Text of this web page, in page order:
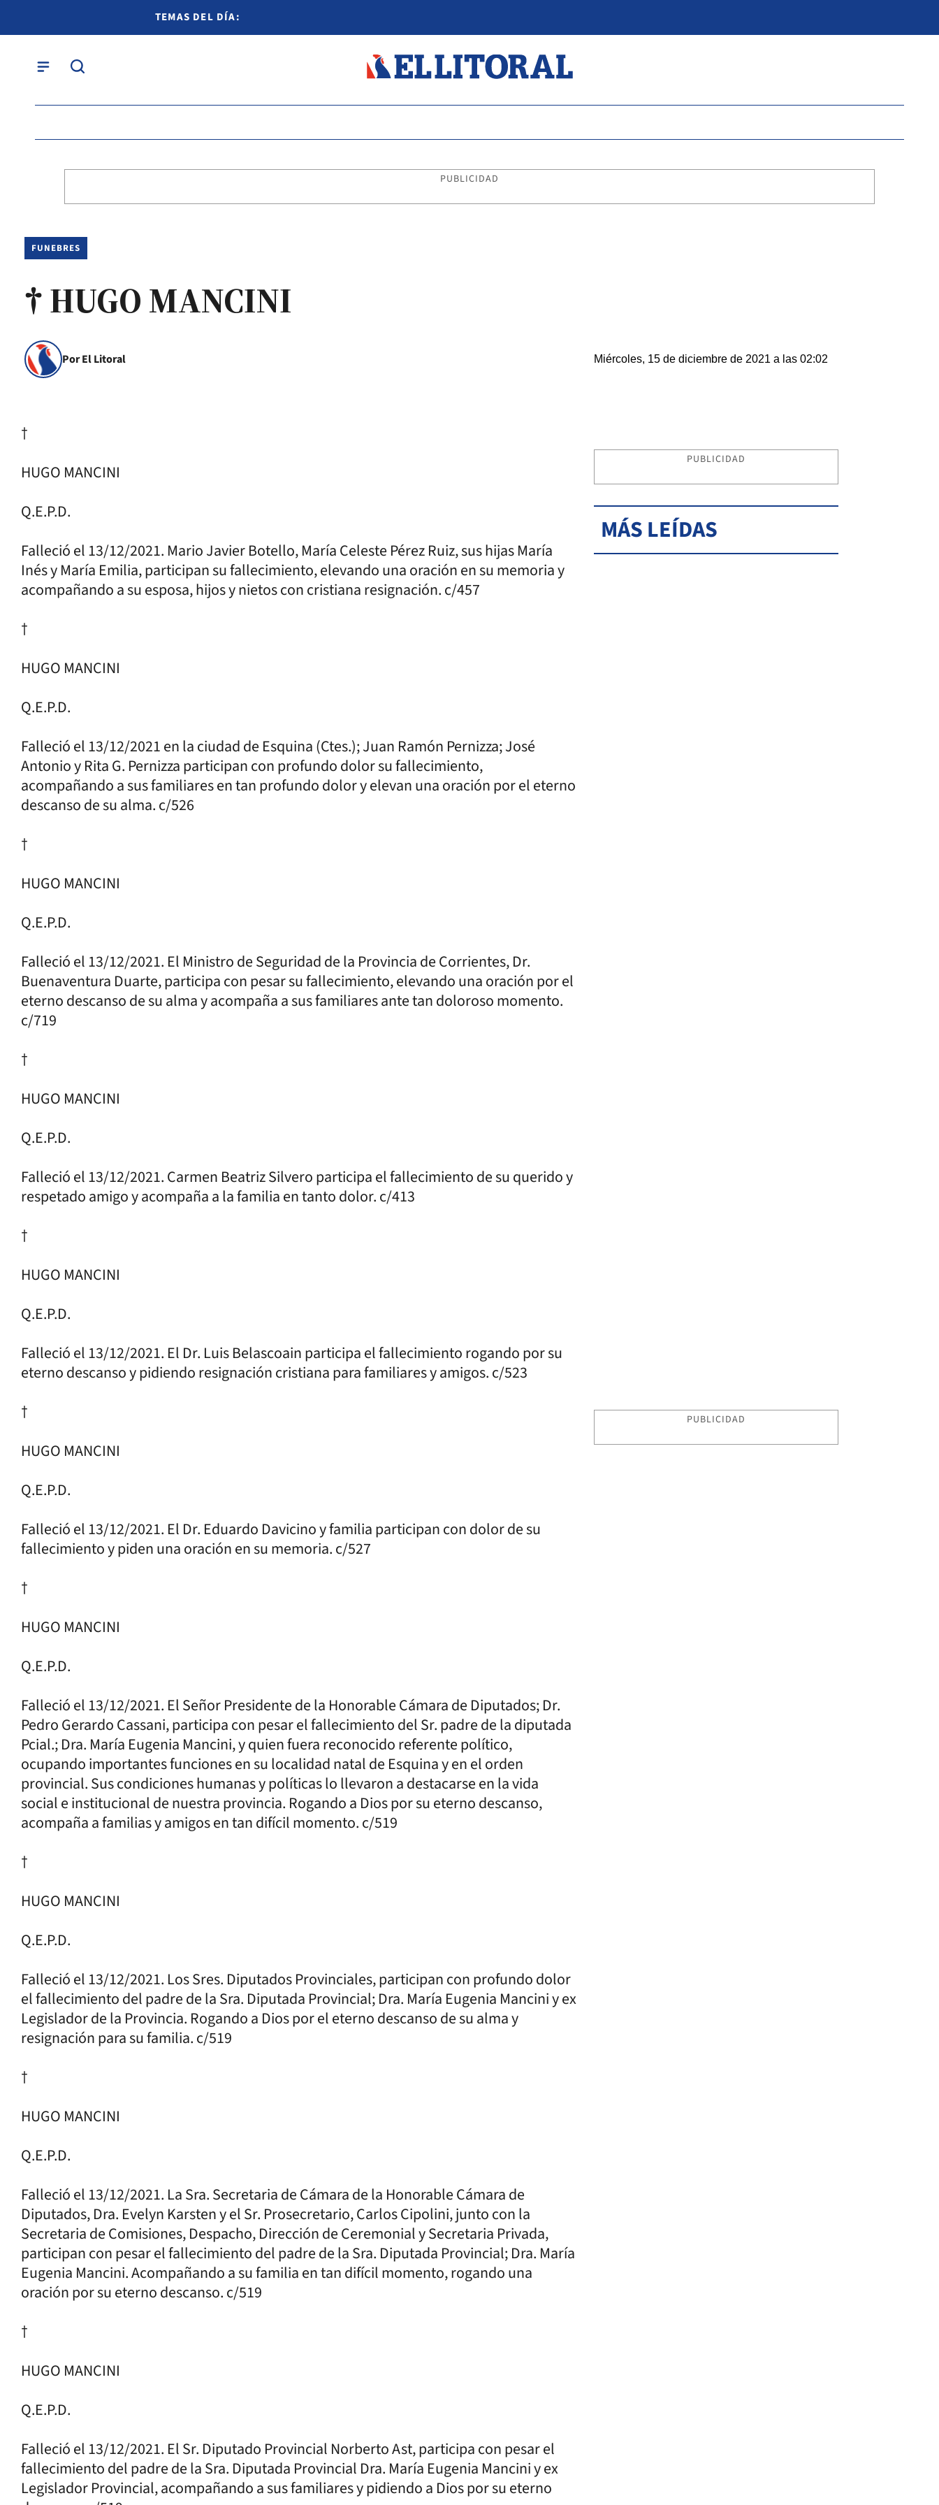
TEMAS DEL DÍA:
PUBLICIDAD
FUNEBRES
† HUGO MANCINI
Por El Litoral Miércoles, 15 de diciembre de 2021 a las 02:02
†
HUGO MANCINI
Q.E.P.D.
Falleció el 13/12/2021. Mario Javier Botello, María Celeste Pérez Ruiz, sus hijas María
Inés y María Emilia, participan su fallecimiento, elevando una oración en su memoria y
acompañando a su esposa, hijos y nietos con cristiana resignación. c/457
†
HUGO MANCINI
Q.E.P.D.
Falleció el 13/12/2021 en la ciudad de Esquina (Ctes.); Juan Ramón Pernizza; José
Antonio y Rita G. Pernizza participan con profundo dolor su fallecimiento,
acompañando a sus familiares en tan profundo dolor y elevan una oración por el eterno
descanso de su alma. c/526
†
HUGO MANCINI
Q.E.P.D.
Falleció el 13/12/2021. El Ministro de Seguridad de la Provincia de Corrientes, Dr.
Buenaventura Duarte, participa con pesar su fallecimiento, elevando una oración por el
eterno descanso de su alma y acompaña a sus familiares ante tan doloroso momento.
c/719
†
HUGO MANCINI
Q.E.P.D.
Falleció el 13/12/2021. Carmen Beatriz Silvero participa el fallecimiento de su querido y
respetado amigo y acompaña a la familia en tanto dolor. c/413
†
HUGO MANCINI
Q.E.P.D.
Falleció el 13/12/2021. El Dr. Luis Belascoain participa el fallecimiento rogando por su
eterno descanso y pidiendo resignación cristiana para familiares y amigos. c/523
†
HUGO MANCINI
Q.E.P.D.
Falleció el 13/12/2021. El Dr. Eduardo Davicino y familia participan con dolor de su
fallecimiento y piden una oración en su memoria. c/527
†
HUGO MANCINI
Q.E.P.D.
Falleció el 13/12/2021. El Señor Presidente de la Honorable Cámara de Diputados; Dr.
Pedro Gerardo Cassani, participa con pesar el fallecimiento del Sr. padre de la diputada
Pcial.; Dra. María Eugenia Mancini, y quien fuera reconocido referente político,
ocupando importantes funciones en su localidad natal de Esquina y en el orden
provincial. Sus condiciones humanas y políticas lo llevaron a destacarse en la vida
social e institucional de nuestra provincia. Rogando a Dios por su eterno descanso,
acompaña a familias y amigos en tan difícil momento. c/519
†
HUGO MANCINI
Q.E.P.D.
Falleció el 13/12/2021. Los Sres. Diputados Provinciales, participan con profundo dolor
el fallecimiento del padre de la Sra. Diputada Provincial; Dra. María Eugenia Mancini y ex
Legislador de la Provincia. Rogando a Dios por el eterno descanso de su alma y
resignación para su familia. c/519
†
HUGO MANCINI
Q.E.P.D.
Falleció el 13/12/2021. La Sra. Secretaria de Cámara de la Honorable Cámara de
Diputados, Dra. Evelyn Karsten y el Sr. Prosecretario, Carlos Cipolini, junto con la
Secretaria de Comisiones, Despacho, Dirección de Ceremonial y Secretaria Privada,
participan con pesar el fallecimiento del padre de la Sra. Diputada Provincial; Dra. María
Eugenia Mancini. Acompañando a su familia en tan difícil momento, rogando una
oración por su eterno descanso. c/519
†
HUGO MANCINI
Q.E.P.D.
Falleció el 13/12/2021. El Sr. Diputado Provincial Norberto Ast, participa con pesar el
fallecimiento del padre de la Sra. Diputada Provincial Dra. María Eugenia Mancini y ex
Legislador Provincial, acompañando a sus familiares y pidiendo a Dios por su eterno
PUBLICIDAD
MÁS LEÍDAS
PUBLICIDAD